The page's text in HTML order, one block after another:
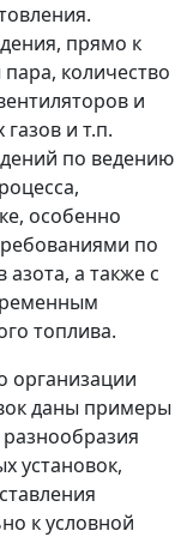
прямо к
количество
и
и т.п.
по ведению
особенно
по
а также с
топлива.
организации
даны примеры
установок,
к условной